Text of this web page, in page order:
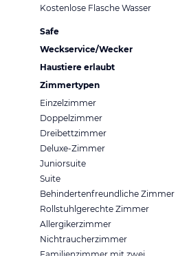
Kostenlose Flasche Wasser
Safe
Weckservice/Wecker
Haustiere erlaubt
Zimmertypen
Einzelzimmer
Doppelzimmer
Dreibettzimmer
Deluxe-Zimmer
Juniorsuite
Suite
Behindertenfreundliche Zimmer
Rollstuhlgerechte Zimmer
Allergikerzimmer
Nichtraucherzimmer